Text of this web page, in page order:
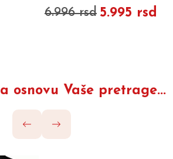
6.996 rsd 5.995 rsd
osnovu Vaše pretrage...